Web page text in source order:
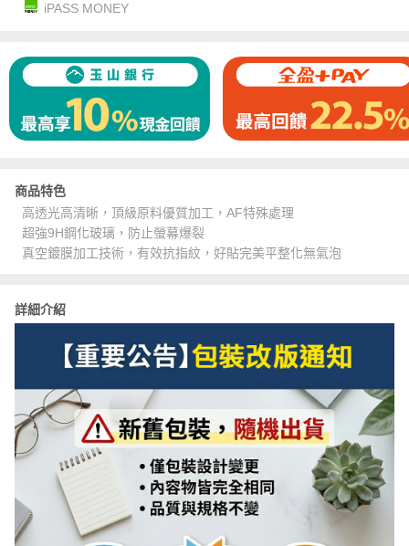
iPASS MONEY
商品特色
高透光高清晰，頂級原料優質加工，AF特殊處理
超強9H鋼化玻璃，防止螢幕爆裂
真空鍍膜加工技術，有效抗指紋，好貼完美平整化無氣泡
詳細介紹